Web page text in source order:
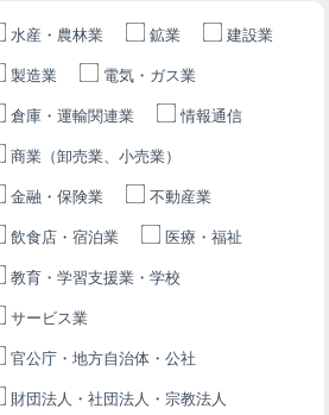
水産・農林業 鉱業 建設業
製造業 電気・ガス業
倉庫・運輸関連業 情報通信
商業（卸売業、小売業）
金融・保険業 不動産業
飲食店・宿泊業 医療・福祉
教育・学習支援業・学校
サービス業
官公庁・地方自治体・公社
財団法人・社団法人・宗教法人